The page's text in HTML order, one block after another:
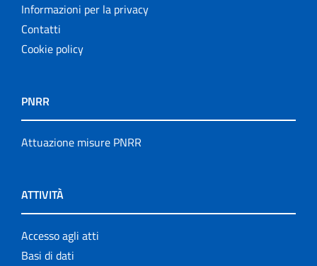
Informazioni per la privacy
Contatti
Cookie policy
PNRR
Attuazione misure PNRR
ATTIVITÀ
Accesso agli atti
Basi di dati